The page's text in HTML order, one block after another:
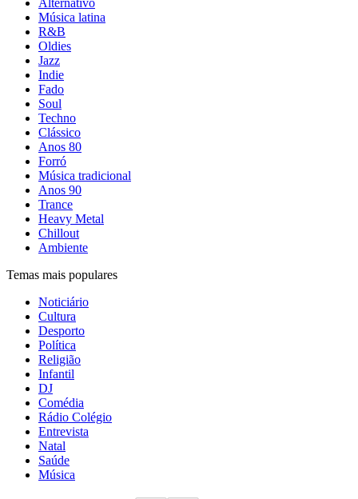
Alternativo
Música latina
R&B
Oldies
Jazz
Indie
Fado
Soul
Techno
Clássico
Anos 80
Forró
Música tradicional
Anos 90
Trance
Heavy Metal
Chillout
Ambiente
Temas mais populares
Noticiário
Cultura
Desporto
Política
Religião
Infantil
DJ
Comédia
Rádio Colégio
Entrevista
Natal
Saúde
Música